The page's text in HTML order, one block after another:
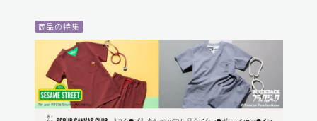
商品の特集